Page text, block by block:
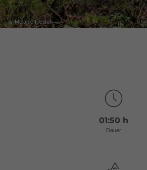
© Melanie Fleisch
01:50 h
Dauer